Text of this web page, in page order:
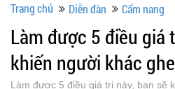
Trang chủ Diễn đàn Cẩm nang
Làm được 5 điều giá
khiến người khác
Làm được 5 điều giá trị này, bạn sẽ